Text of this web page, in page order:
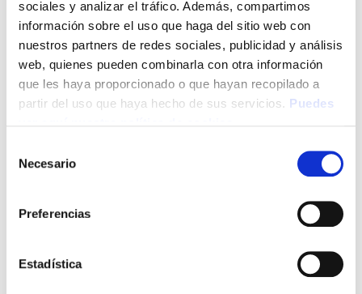
sociales y analizar el tráfico. Además, compartimos
información sobre el uso que haga del sitio web con
nuestros partners de redes sociales, publicidad y análisis
web, quienes pueden combinarla con otra información
que les haya proporcionado o que hayan recopilado a
partir del uso que haya hecho de sus servicios. Puedes
Necesario
Preferencias
Estadística
10 De July De 2025
Colegio Ópticos-Optometristas
Nueva edición de la Marcha Contra el
septiembre. Para la Asociación Contra
especial, ya que permite poner en el
importancia de la investigación […]